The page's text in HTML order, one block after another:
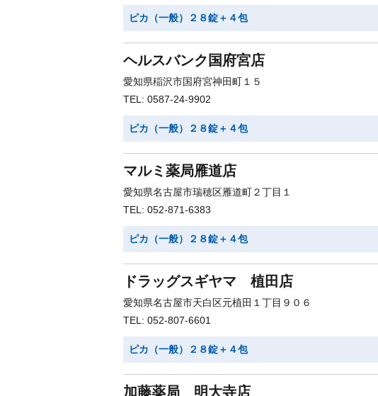
ピカ（一般）２８錠＋４包
ヘルスバンク国府宮店
愛知県稲沢市国府宮神田町１５
TEL: 0587-24-9902
ピカ（一般）２８錠＋４包
マルミ薬局雁道店
愛知県名古屋市瑞穂区雁道町２丁目１
TEL: 052-871-6383
ピカ（一般）２８錠＋４包
ドラッグスギヤマ 植田店
愛知県名古屋市天白区元植田１丁目９０６
TEL: 052-807-6601
ピカ（一般）２８錠＋４包
加藤薬局 明大寺店